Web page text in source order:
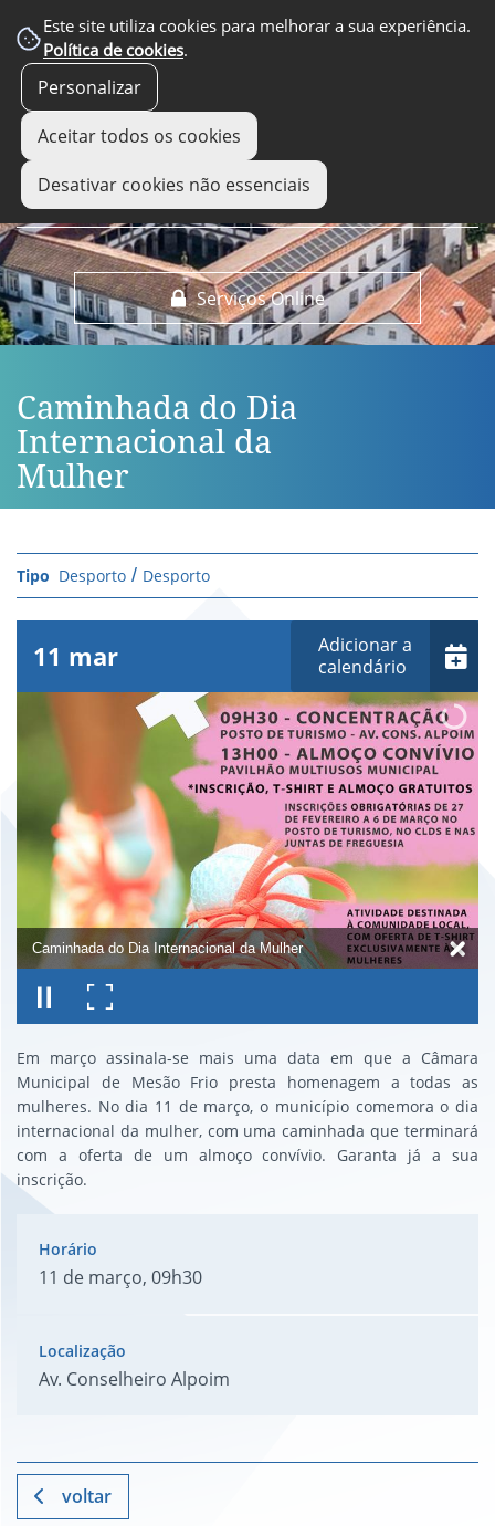
Este site utiliza cookies para melhorar a sua experiência.
Política de cookies.
Personalizar
Aceitar todos os cookies
Desativar cookies não essenciais
Serviços Online
EM DESTAQUE
Caminhada do Dia
Internacional da
Mulher
Desporto Desporto
11 mar
Adicionar a
calendário
Caminhada do Dia Internacional da Mulher
Em março assinala-se mais uma data em que a Câmara
Municipal de Mesão Frio presta homenagem a todas as
mulheres. No dia 11 de março, o município comemora o dia
internacional da mulher, com uma caminhada que terminará
com a oferta de um almoço convívio. Garanta já a sua
inscrição.
11 de março, 09h30
Av. Conselheiro Alpoim
voltar